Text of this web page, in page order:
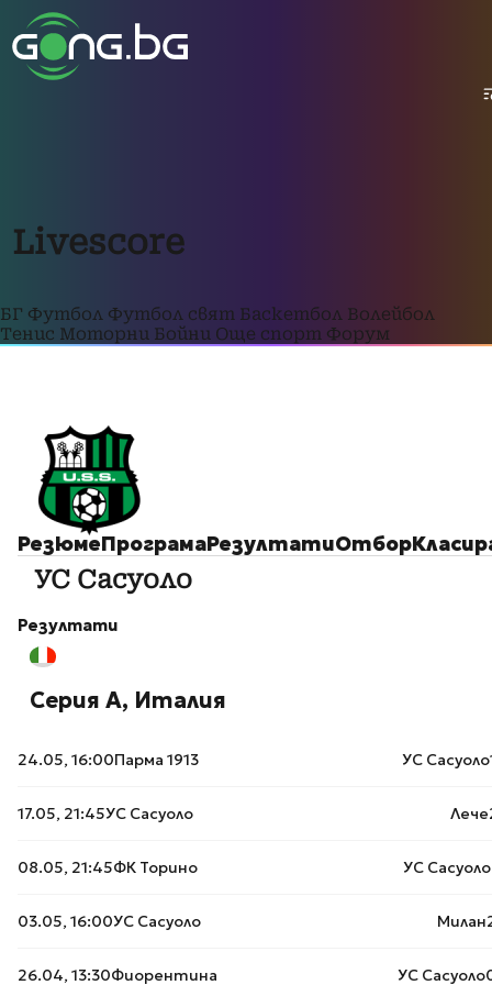
Livescore
БГ Футбол Футбол свят Баскетбол Волейбол
Тенис Моторни Бойни Още спорт Форум
УС Сасуоло
РезюмеПрограмаРезултатиОтбор
Резултати
Серия А, Италия
24.05, 16:00Парма 1913 УС Сасуоло
17.05, 21:45УС Сасуоло Лече
08.05, 21:45ФК Торино УС Сасуоло
03.05, 16:00УС Сасуоло Милан
26.04, 13:30Фиорентина УС Сасуоло